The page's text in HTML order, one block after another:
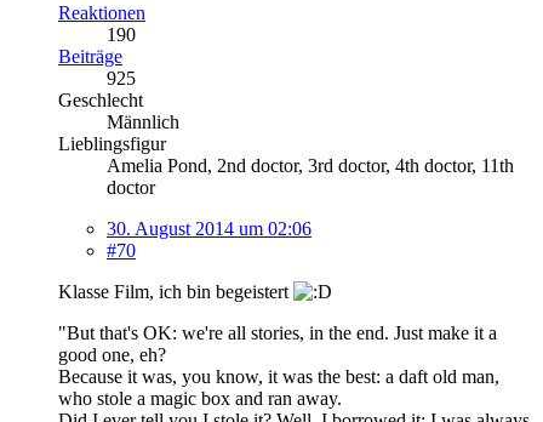
Reaktionen
190
Beiträge
925
Geschlecht
Männlich
Lieblingsfigur
Amelia Pond, 2nd doctor, 3rd doctor, 4th doctor, 11th
doctor
30. August 2014 um 02:06
#70
Klasse Film, ich bin begeistert
"But that's OK: we're all stories, in the end. Just make it a
good one, eh?
Because it was, you know, it was the best: a daft old man,
who stole a magic box and ran away.